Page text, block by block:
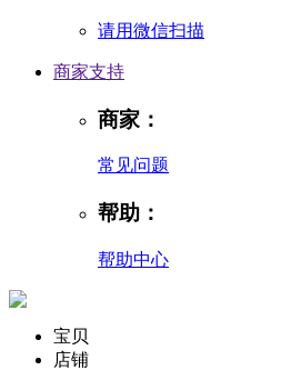
请用微信扫描
商家支持
商家：
常见问题
帮助：
帮助中心
宝贝
店铺